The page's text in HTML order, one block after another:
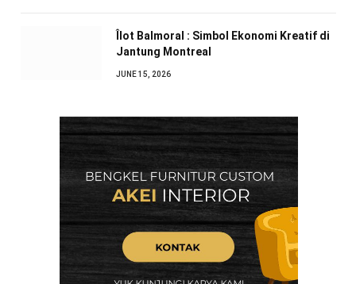
Îlot Balmoral : Simbol Ekonomi Kreatif di
Jantung Montreal
JUNE 15, 2026